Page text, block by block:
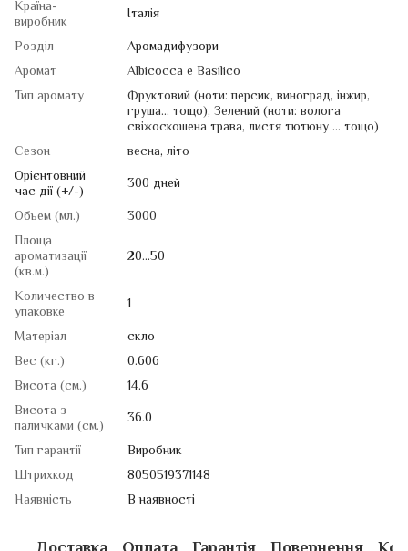
Країна-
виробник
Італія
Розділ
Аромадифузори
Аромат
Albicocca e Basilico
Тип аромату
Фруктовий (ноти: персик, виноград, інжир,
груша... тощо), Зелений (ноти: волога
свіжоскошена трава, листя тютюну ... тощо)
Сезон
весна, літо
Орієнтовний
час дії (+/-)
300 дней
Обьем (мл.)
3000
Площа
ароматизації
(кв.м.)
20...50
Количество в
упаковке
1
Матеріал
скло
Вес (кг.)
0.606
Висота (см.)
14.6
Висота з
паличками (см.)
36.0
Тип гарантії
Виробник
Штрихкод
8050519371148
Наявність
В наявності